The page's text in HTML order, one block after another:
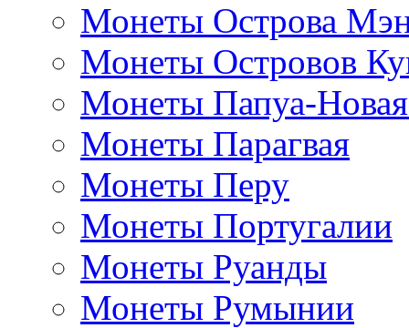
Монеты Острова
Монеты Островов
Монеты Папуа-
Монеты Парагвая
Монеты Перу
Монеты Португалии
Монеты Руанды
Монеты Румынии